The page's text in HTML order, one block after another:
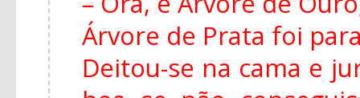
Árvore de Prata foi
Deitou-se na cama e